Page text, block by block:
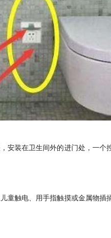
安装在卫生间外的进门处，一
童触电、用手指触摸或金属物